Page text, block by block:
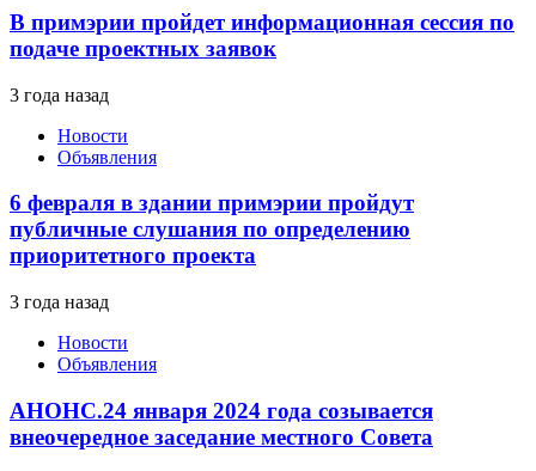
В примэрии пройдет информационная сессия по
подаче проектных заявок
3 года назад
Новости
Объявления
6 февраля в здании примэрии пройдут
публичные слушания по определению
приоритетного проекта
3 года назад
Новости
Объявления
АНОНС.24 января 2024 года созывается
внеочередное заседание местного Совета